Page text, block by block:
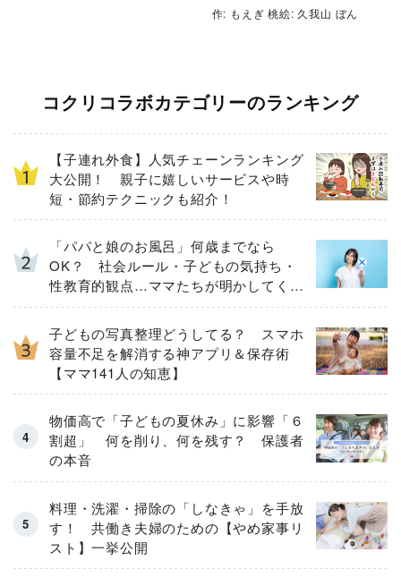
作: もえぎ 桃絵: 久我山 ぼん
コクリコラボカテゴリーのランキング
【子連れ外食】人気チェーンランキング
大公開！ 親子に嬉しいサービスや時
短・節約テクニックも紹介！
「パパと娘のお風呂」何歳までなら
OK？ 社会ルール・子どもの気持ち・
性教育的観点…ママたちが明かしてくれ
た「大切にしたいこと」
子どもの写真整理どうしてる？ スマホ
容量不足を解消する神アプリ＆保存術
【ママ141人の知恵】
物価高で「子どもの夏休み」に影響「６
割超」 何を削り、何を残す？ 保護者
の本音
料理・洗濯・掃除の「しなきゃ」を手放
す！ 共働き夫婦のための【やめ家事リ
スト】一挙公開